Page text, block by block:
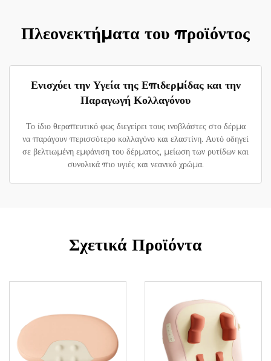
Πλεονεκτήματα του προϊόντος
Ενισχύει την Υγεία της Επιδερμίδας και την
Παραγωγή Κολλαγόνου
Το ίδιο θεραπευτικό φως διεγείρει τους ινοβλάστες στο δέρμα
να παράγουν περισσότερο κολλαγόνο και ελαστίνη. Αυτό οδηγεί
σε βελτιωμένη εμφάνιση του δέρματος, μείωση των ρυτίδων και
συνολικά πιο υγιές και νεανικό χρώμα.
Σχετικά Προϊόντα